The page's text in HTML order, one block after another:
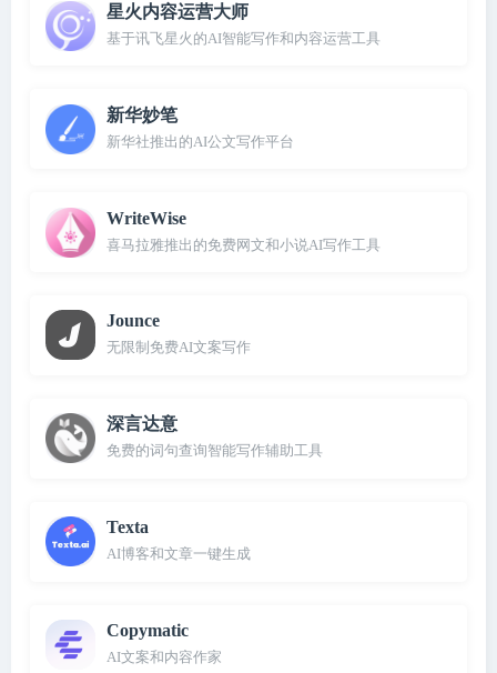
星火内容运营大师
基于讯飞星火的AI智能写作和内容运营工具
新华妙笔
新华社推出的AI公文写作平台
WriteWise
喜马拉雅推出的免费网文和小说AI写作工具
Jounce
无限制免费AI文案写作
深言达意
免费的词句查询智能写作辅助工具
Texta
AI博客和文章一键生成
Copymatic
AI文案和内容作家